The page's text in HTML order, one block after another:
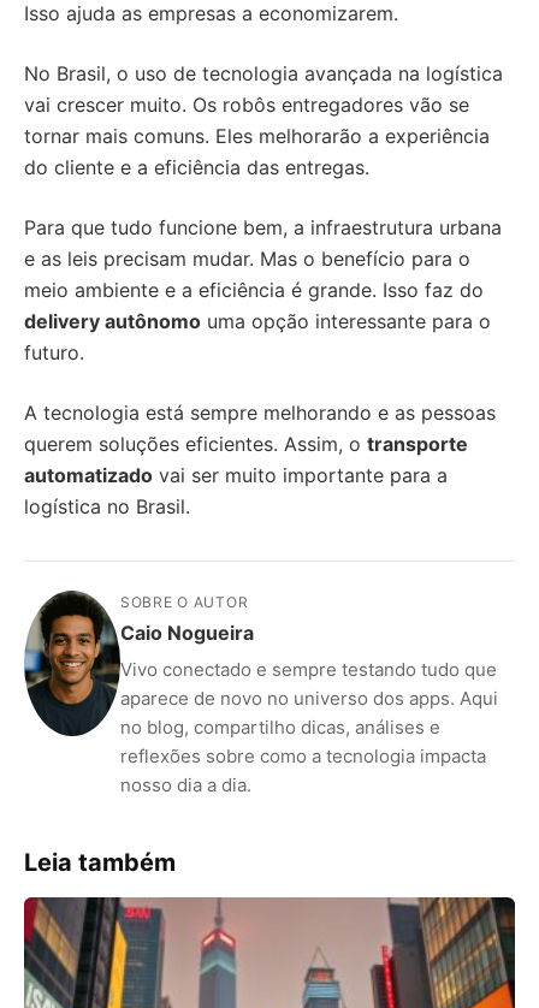
Isso ajuda as empresas a economizarem.
No Brasil, o uso de tecnologia avançada na logística
vai crescer muito. Os robôs entregadores vão se
tornar mais comuns. Eles melhorarão a experiência
do cliente e a eficiência das entregas.
Para que tudo funcione bem, a infraestrutura urbana
e as leis precisam mudar. Mas o benefício para o
meio ambiente e a eficiência é grande. Isso faz do
delivery autônomo uma opção interessante para o
futuro.
A tecnologia está sempre melhorando e as pessoas
querem soluções eficientes. Assim, o transporte
automatizado vai ser muito importante para a
logística no Brasil.
SOBRE O AUTOR
Caio Nogueira
Vivo conectado e sempre testando tudo que
aparece de novo no universo dos apps. Aqui
no blog, compartilho dicas, análises e
reflexões sobre como a tecnologia impacta
nosso dia a dia.
Leia também